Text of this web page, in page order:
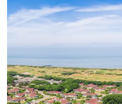
Sehen
tun
Museen
-
Denkmäler
-